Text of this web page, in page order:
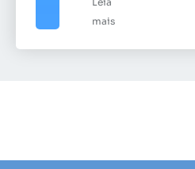
mais